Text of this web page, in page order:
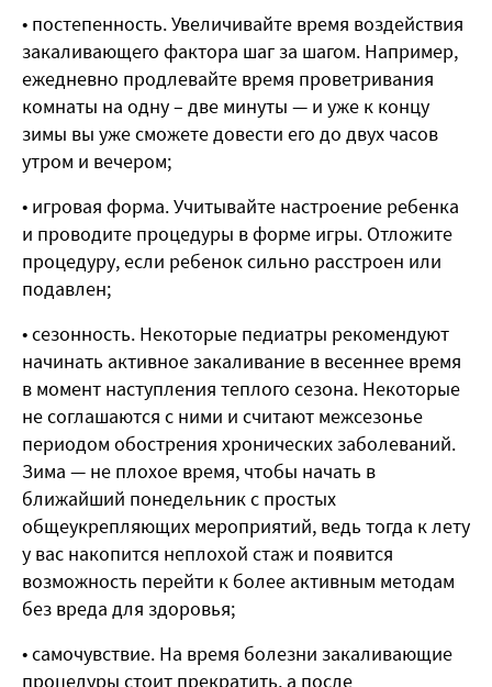
• постепенность. Увеличивайте время воздействия
закаливающего фактора шаг за шагом. Например,
ежедневно продлевайте время проветривания
комнаты на одну – две минуты — и уже к концу
зимы вы уже сможете довести его до двух часов
утром и вечером;
• игровая форма. Учитывайте настроение ребенка
и проводите процедуры в форме игры. Отложите
процедуру, если ребенок сильно расстроен или
подавлен;
• сезонность. Некоторые педиатры рекомендуют
начинать активное закаливание в весеннее время
в момент наступления теплого сезона. Некоторые
не соглашаются с ними и считают межсезонье
периодом обострения хронических заболеваний.
Зима — не плохое время, чтобы начать в
ближайший понедельник с простых
общеукрепляющих мероприятий, ведь тогда к лету
у вас накопится неплохой стаж и появится
возможность перейти к более активным методам
без вреда для здоровья;
• самочувствие. На время болезни закаливающие
процедуры стоит прекратить, а после